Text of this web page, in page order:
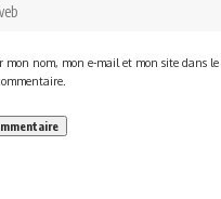
mon nom, mon e-mail et mon site dans